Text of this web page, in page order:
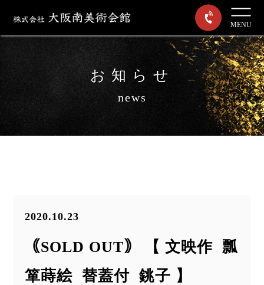
MENU
お知らせ
news
2020.10.23
｟SOLD OUT｠ 【 文映作 瓢
箪蒔絵 替蓋付 銚子 】